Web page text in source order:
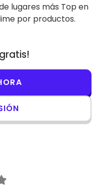
lugares más Top en
por productos.